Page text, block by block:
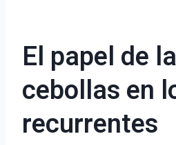
El papel de
cebollas en
recurrentes